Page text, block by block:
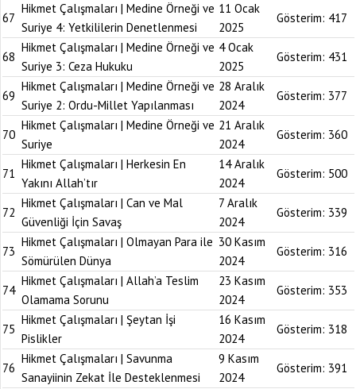
67
Hikmet Çalışmaları | Medine Örneği ve
Suriye 4: Yetkililerin Denetlenmesi
11 Ocak
2025
Gösterim: 417
68
Hikmet Çalışmaları | Medine Örneği ve
Suriye 3: Ceza Hukuku
4 Ocak
2025
Gösterim: 431
69
Hikmet Çalışmaları | Medine Örneği ve
Suriye 2: Ordu-Millet Yapılanması
28 Aralık
2024
Gösterim: 377
70
Hikmet Çalışmaları | Medine Örneği ve
Suriye
21 Aralık
2024
Gösterim: 360
71
Hikmet Çalışmaları | Herkesin En
Yakını Allah’tır
14 Aralık
2024
Gösterim: 500
72
Hikmet Çalışmaları | Can ve Mal
Güvenliği İçin Savaş
7 Aralık
2024
Gösterim: 339
73
Hikmet Çalışmaları | Olmayan Para ile
Sömürülen Dünya
30 Kasım
2024
Gösterim: 316
74
Hikmet Çalışmaları | Allah’a Teslim
Olamama Sorunu
23 Kasım
2024
Gösterim: 353
75
Hikmet Çalışmaları | Şeytan İşi
Pislikler
16 Kasım
2024
Gösterim: 318
76
Hikmet Çalışmaları | Savunma
Sanayiinin Zekat İle Desteklenmesi
9 Kasım
2024
Gösterim: 391